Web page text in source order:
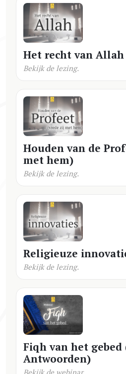
Het recht van Allah
Bekijk de lezing.
Houden van de
met hem)
Bekijk de lezing.
Religieuze
Bekijk de lezing.
Fiqh van het gebed
Antwoorden)
Bekijk de webinar.